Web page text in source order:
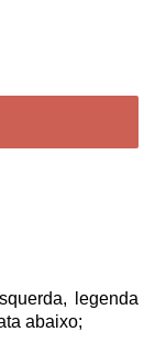
legenda
abaixo;